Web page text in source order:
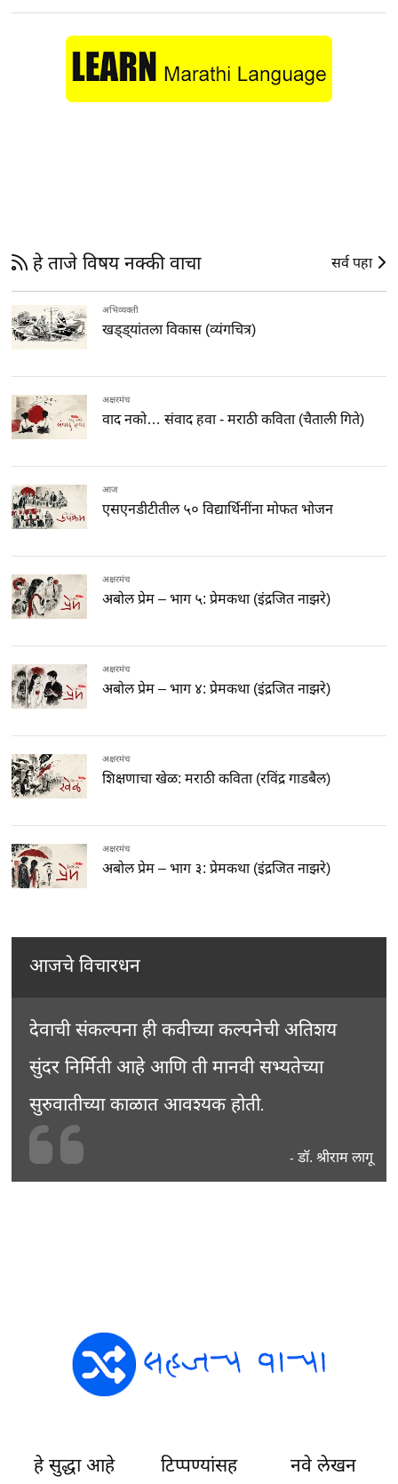
हे ताजे विषय नक्की वाचा सर्व पहा
अभिव्यक्ती
खड्ड्यांतला विकास (व्यंगचित्र)
अक्षरमंच
वाद नको… संवाद हवा - मराठी कविता (चैताली गिते)
आज
एसएनडीटीतील ५० विद्यार्थिनींना मोफत भोजन
अक्षरमंच
अबोल प्रेम – भाग ५: प्रेमकथा (इंद्रजित नाझरे)
अक्षरमंच
अबोल प्रेम – भाग ४: प्रेमकथा (इंद्रजित नाझरे)
अक्षरमंच
शिक्षणाचा खेळ: मराठी कविता (रविंद्र गाडबैल)
अक्षरमंच
अबोल प्रेम – भाग ३: प्रेमकथा (इंद्रजित नाझरे)
आजचे विचारधन
देवाची संकल्पना ही कवीच्या कल्पनेची अतिशय
सुंदर निर्मिती आहे आणि ती मानवी सभ्यतेच्या
सुरुवातीच्या काळात आवश्यक होती.
- डॉ. श्रीराम लागू
हे सुद्धा आहे टिप्पण्यांसह नवे लेखन